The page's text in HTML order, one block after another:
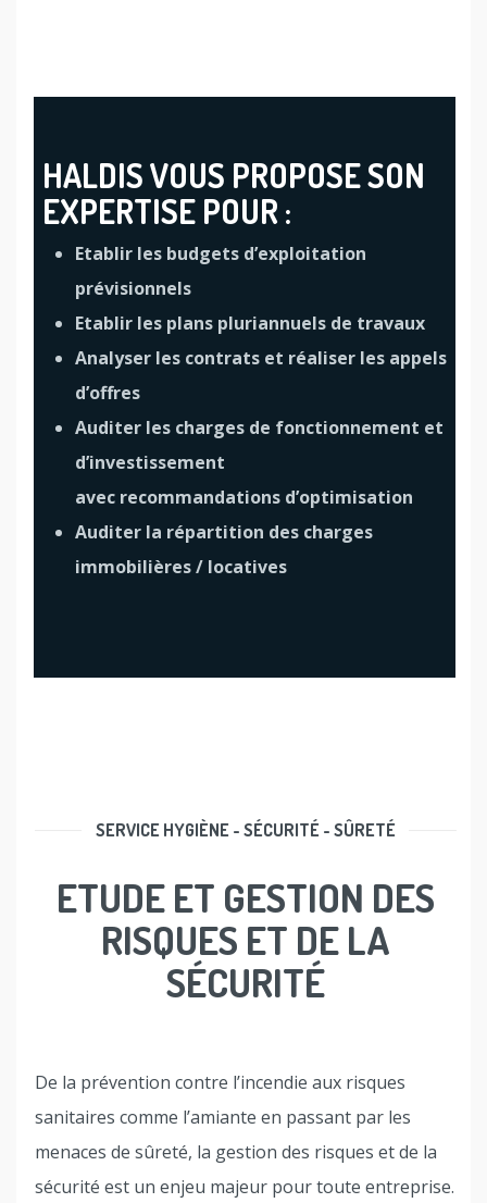
HALDIS VOUS PROPOSE SON
EXPERTISE POUR :
Etablir les budgets d’exploitation
prévisionnels
Etablir les plans pluriannuels de travaux
Analyser les contrats et réaliser les appels
d’offres
Auditer les charges de fonctionnement et
d’investissement
avec recommandations d’optimisation
Auditer la répartition des charges
immobilières / locatives
SERVICE HYGIÈNE - SÉCURITÉ - SÛRETÉ
ETUDE ET GESTION DES
RISQUES ET DE LA
SÉCURITÉ
De la prévention contre l’incendie aux risques
sanitaires comme l’amiante en passant par les
menaces de sûreté, la gestion des risques et de la
sécurité est un enjeu majeur pour toute entreprise.